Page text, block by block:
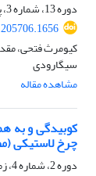
دوره 13، شماره 3، پاییز 1400، صفحه
کیومرث فتحی،
سیگارودی
مشاهده مقاله
کوبیدگی و به
چرخ لاستیکی
دوره 2، شماره 4، زمستان 1389، صفحه